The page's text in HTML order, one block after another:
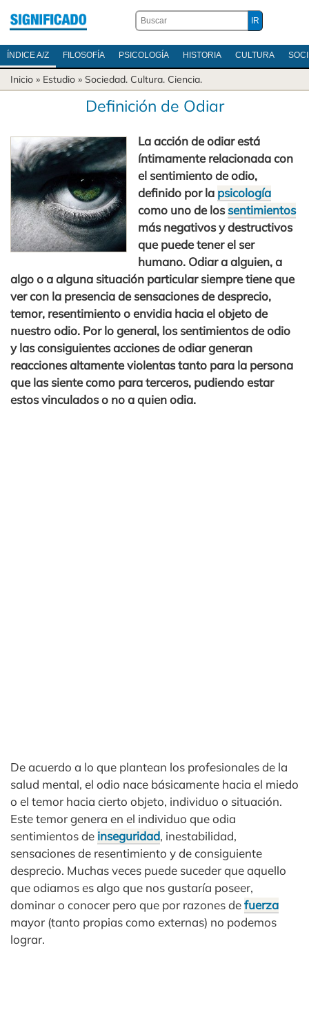
ÍNDICE A/Z FILOSOFÍA PSICOLOGÍA HISTORIA CULTURA
Inicio » Estudio » Sociedad. Cultura. Ciencia.
Definición de Odiar
La acción de odiar está
íntimamente relacionada con
el sentimiento de odio,
definido por la psicología
como uno de lossentimientos
más negativos y destructivos
que puede tener el ser
humano. Odiar a alguien, a
algo o a alguna situación particular siempre tiene que
ver con la presencia de sensaciones de desprecio,
temor, resentimiento o envidia hacia el objeto de
nuestro odio. Por lo general, los sentimientos de odio
y las consiguientes acciones de odiar generan
reacciones altamente violentas tanto para la persona
que las siente como para terceros, pudiendo estar
estos vinculados o no a quien odia.
De acuerdo a lo que plantean los profesionales de la
salud mental, el odio nace básicamente hacia el miedo
o el temor hacia cierto objeto, individuo o situación.
Este temor genera en el individuo que odia
sentimientos de inseguridad, inestabilidad,
sensaciones de resentimiento y de consiguiente
desprecio. Muchas veces puede suceder que aquello
que odiamos es algo que nos gustaría poseer,
dominar o conocer pero que por razones defuerza
mayor (tanto propias como externas) no podemos
lograr.